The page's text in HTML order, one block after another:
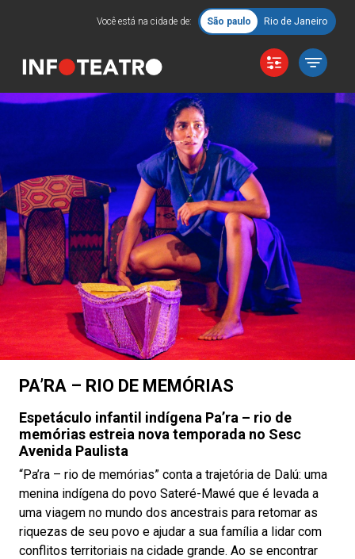
Você está na cidade de: São paulo Rio de Janeiro
PA’RA – RIO DE MEMÓRIAS
Espetáculo infantil indígena Pa’ra – rio de
memórias estreia nova temporada no Sesc
Avenida Paulista
“Pa’ra – rio de memórias” conta a trajetória de Dalú: uma
menina indígena do povo Sateré-Mawé que é levada a
uma viagem no mundo dos ancestrais para retomar as
riquezas de seu povo e ajudar a sua família a lidar com
conflitos territoriais na cidade grande. Ao se encontrar